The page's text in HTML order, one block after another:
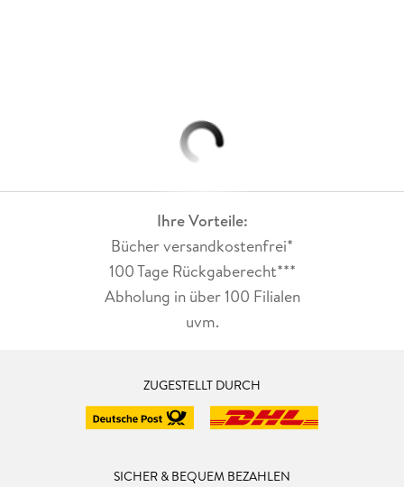
Ihre Vorteile:
Bücher versandkostenfrei*
100 Tage Rückgaberecht***
Abholung in über 100 Filialen
uvm.
ZUGESTELLT DURCH
SICHER & BEQUEM BEZAHLEN